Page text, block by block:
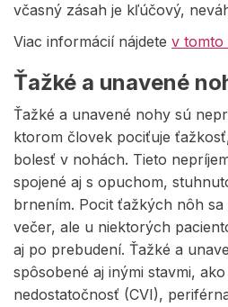
včasný zásah je kľúčový,
Viac informácií nájdete v tomto
Ťažké a unavené
Ťažké a unavené nohy sú
ktorom človek pociťuje
bolesť v nohách. Tieto
spojené aj s opuchom,
brnením. Pocit ťažkých nôh
večer, ale u niektorých
aj po prebudení. Ťažké a
spôsobené aj inými stavmi,
nedostatočnosť (CVI),